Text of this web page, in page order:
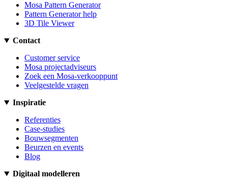
Mosa Pattern Generator
Pattern Generator help
3D Tile Viewer
Contact
Customer service
Mosa projectadviseurs
Zoek een Mosa-verkooppunt
Veelgestelde vragen
Inspiratie
Referenties
Case-studies
Bouwsegmenten
Beurzen en events
Blog
Digitaal modelleren